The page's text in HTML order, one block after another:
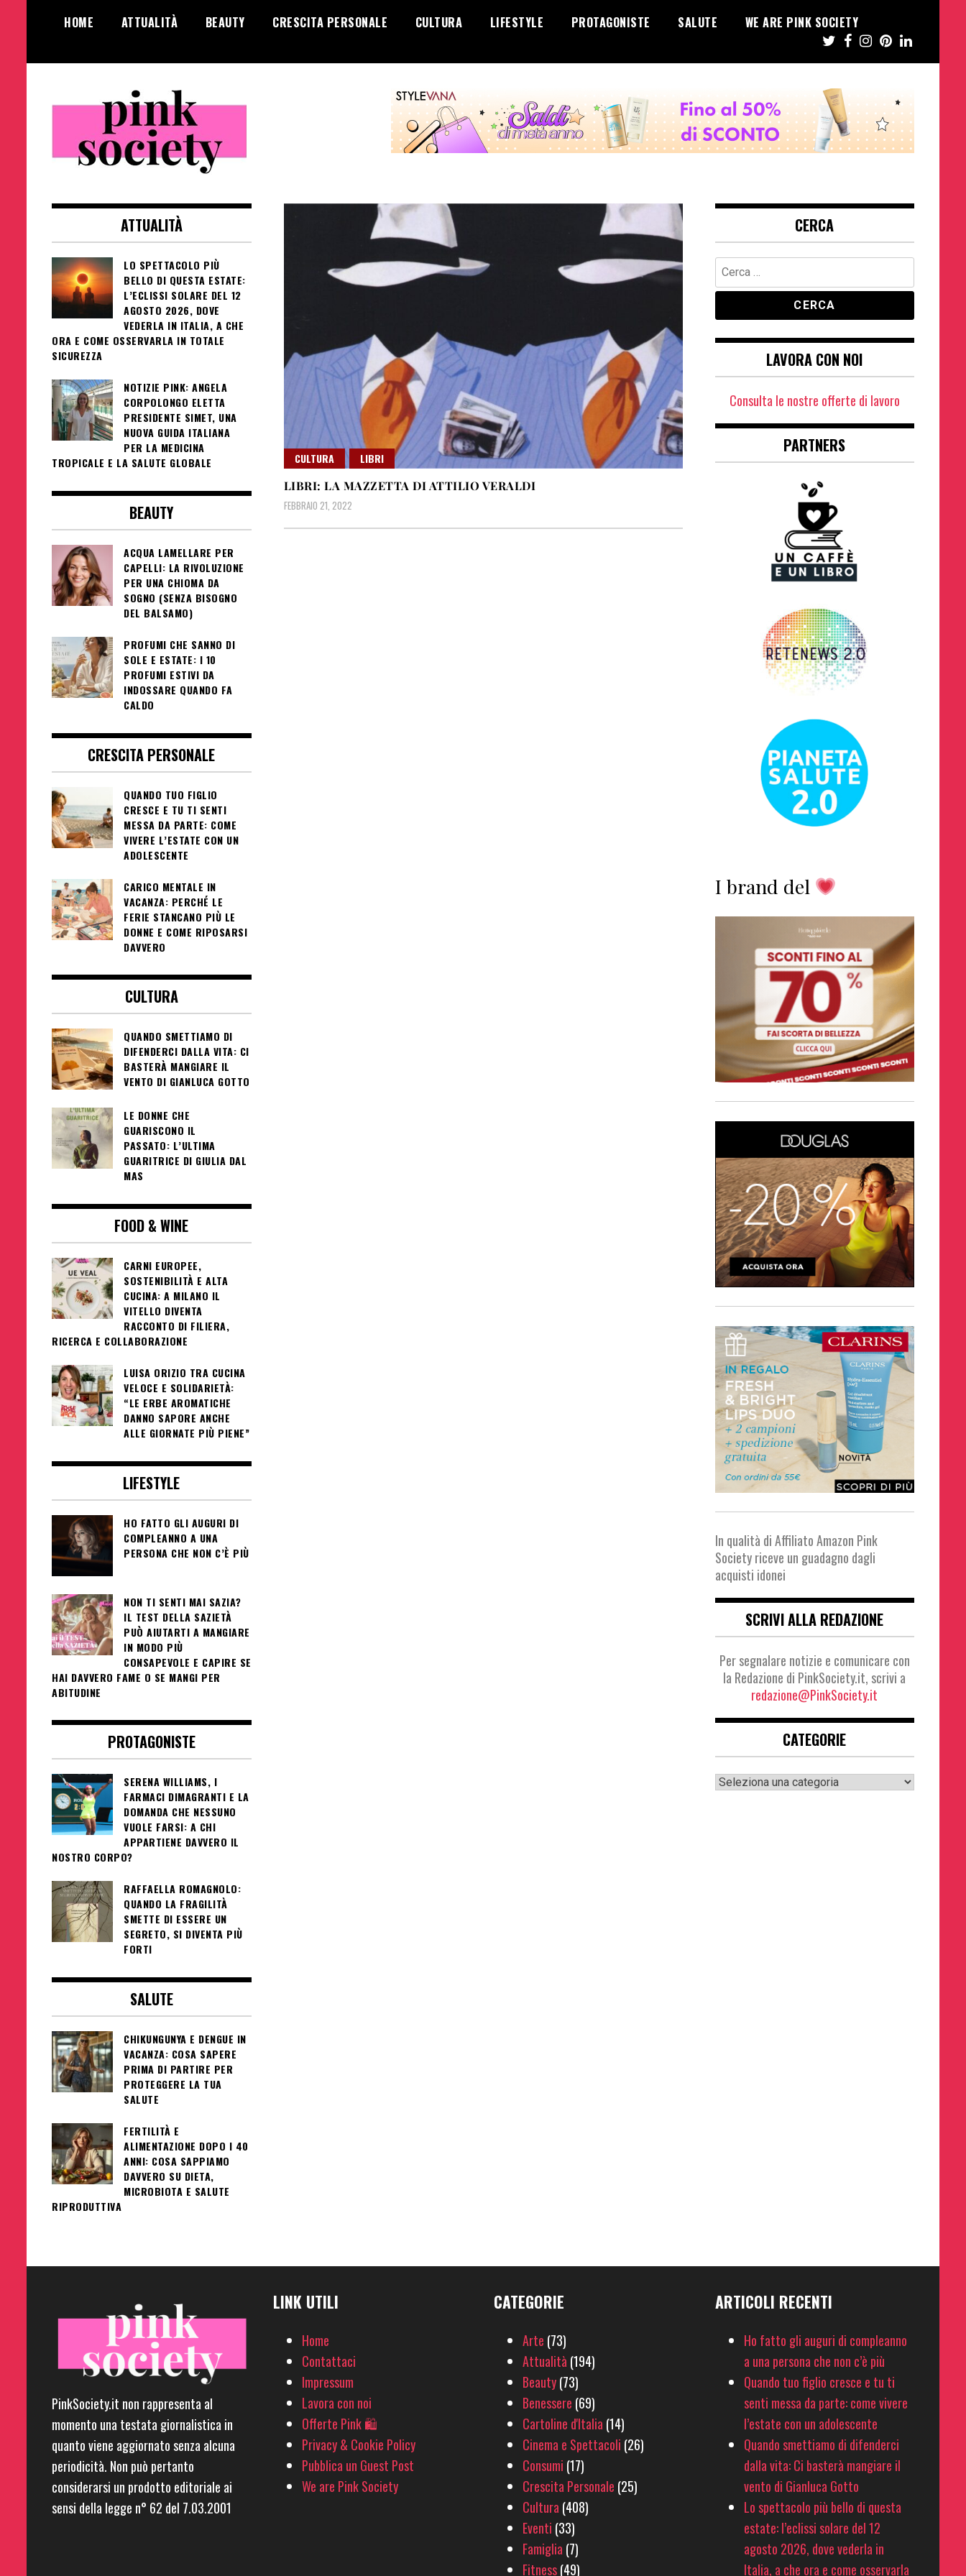
HOME ATTUALITÀ BEAUTY CRESCITA PERSONALE CULTURA LIFESTYLE PROTAGONISTE SALUTE WE ARE PINK SOCIETY
Pink Society
femminile
CULTURA
LIBRI
LIBRI: LA MAZZETTA DI ATTILIO VERALDI
FEBBRAIO 21, 2022
ATTUALITÀ
LO SPETTACOLO PIÙ
BELLO DI QUESTA ESTATE:
L’ECLISSI SOLARE DEL 12
AGOSTO 2026, DOVE
VEDERLA IN ITALIA, A CHE
ORA E COME OSSERVARLA IN TOTALE
SICUREZZA
NOTIZIE PINK: ANGELA
CORPOLONGO ELETTA
PRESIDENTE SIMET, UNA
NUOVA GUIDA ITALIANA
PER LA MEDICINA
TROPICALE E LA SALUTE GLOBALE
BEAUTY
ACQUA LAMELLARE PER
CAPELLI: LA RIVOLUZIONE
PER UNA CHIOMA DA
SOGNO (SENZA BISOGNO
DEL BALSAMO)
PROFUMI CHE SANNO DI
SOLE E ESTATE: I 10
PROFUMI ESTIVI DA
INDOSSARE QUANDO FA
CALDO
CRESCITA PERSONALE
QUANDO TUO FIGLIO
CRESCE E TU TI SENTI
MESSA DA PARTE: COME
VIVERE L’ESTATE CON UN
ADOLESCENTE
CARICO MENTALE IN
VACANZA: PERCHÉ LE
FERIE STANCANO PIÙ LE
DONNE E COME RIPOSARSI
DAVVERO
CULTURA
QUANDO SMETTIAMO DI
DIFENDERCI DALLA VITA: CI
BASTERÀ MANGIARE IL
VENTO DI GIANLUCA GOTTO
LE DONNE CHE
GUARISCONO IL
PASSATO: L’ULTIMA
GUARITRICE DI GIULIA DAL
MAS
FOOD & WINE
CARNI EUROPEE,
SOSTENIBILITÀ E ALTA
CUCINA: A MILANO IL
VITELLO DIVENTA
RACCONTO DI FILIERA,
RICERCA E COLLABORAZIONE
LUISA ORIZIO TRA CUCINA
VELOCE E SOLIDARIETÀ:
“LE ERBE AROMATICHE
DANNO SAPORE ANCHE
ALLE GIORNATE PIÙ PIENE”
LIFESTYLE
HO FATTO GLI AUGURI DI
COMPLEANNO A UNA
PERSONA CHE NON C’È PIÙ
NON TI SENTI MAI SAZIA?
IL TEST DELLA SAZIETÀ
PUÒ AIUTARTI A MANGIARE
IN MODO PIÙ
CONSAPEVOLE E CAPIRE SE
HAI DAVVERO FAME O SE MANGI PER
ABITUDINE
PROTAGONISTE
SERENA WILLIAMS, I
FARMACI DIMAGRANTI E LA
DOMANDA CHE NESSUNO
VUOLE FARSI: A CHI
APPARTIENE DAVVERO IL
NOSTRO CORPO?
RAFFAELLA ROMAGNOLO:
QUANDO LA FRAGILITÀ
SMETTE DI ESSERE UN
SEGRETO, SI DIVENTA PIÙ
FORTI
SALUTE
CHIKUNGUNYA E DENGUE IN
VACANZA: COSA SAPERE
PRIMA DI PARTIRE PER
PROTEGGERE LA TUA
SALUTE
FERTILITÀ E
ALIMENTAZIONE DOPO I 40
ANNI: COSA SAPPIAMO
DAVVERO SU DIETA,
MICROBIOTA E SALUTE
RIPRODUTTIVA
CERCA
Ricerca
per:
LAVORA CON NOI
Consulta le nostre offerte di lavoro
PARTNERS
I brand del
In qualità di Affiliato Amazon Pink
Society riceve un guadagno dagli
acquisti idonei
SCRIVI ALLA REDAZIONE
Per segnalare notizie e comunicare con
la Redazione di PinkSociety.it, scrivi a
redazione@PinkSociety.it
CATEGORIE
Categorie
PinkSociety.it non rappresenta al
momento una testata giornalistica in
quanto viene aggiornato senza alcuna
periodicità. Non può pertanto
considerarsi un prodotto editoriale ai
sensi della legge n° 62 del 7.03.2001
LINK UTILI
Home
Contattaci
Impressum
Lavora con noi
Offerte Pink 🛍
Privacy & Cookie Policy
Pubblica un Guest Post
We are Pink Society
CATEGORIE
Arte (73)
Attualità (194)
Beauty(73)
Benessere (69)
Cartoline d'Italia (14)
Cinema e Spettacoli (26)
Consumi (17)
Crescita Personale (25)
Cultura (408)
Eventi (33)
Famiglia (7)
Fitness(49)
ARTICOLI RECENTI
Ho fatto gli auguri di compleanno
a una persona che non c’è più
Quando tuo figlio cresce e tu ti
senti messa da parte: come vivere
l’estate con un adolescente
Quando smettiamo di difenderci
dalla vita: Ci basterà mangiare il
vento di Gianluca Gotto
Lo spettacolo più bello di questa
estate: l’eclissi solare del 12
agosto 2026, dove vederla in
Italia, a che ora e come osservarla